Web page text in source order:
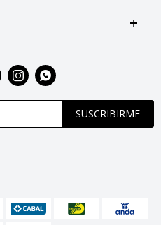
SUSCRIBIRME
 